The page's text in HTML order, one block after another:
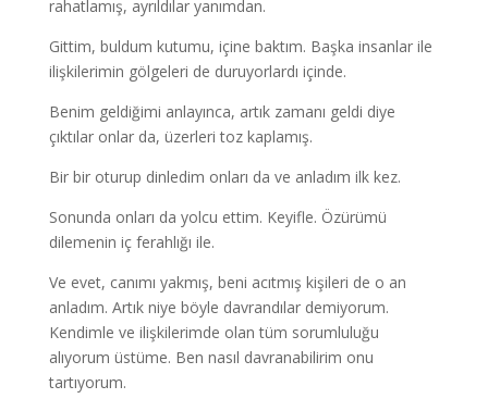
rahatlamış, ayrıldılar yanımdan.
Gittim, buldum kutumu, içine baktım. Başka insanlar ile
ilişkilerimin gölgeleri de duruyorlardı içinde.
Benim geldiğimi anlayınca, artık zamanı geldi diye
çıktılar onlar da, üzerleri toz kaplamış.
Bir bir oturup dinledim onları da ve anladım ilk kez.
Sonunda onları da yolcu ettim. Keyifle. Özürümü
dilemenin iç ferahlığı ile.
Ve evet, canımı yakmış, beni acıtmış kişileri de o an
anladım. Artık niye böyle davrandılar demiyorum.
Kendimle ve ilişkilerimde olan tüm sorumluluğu
alıyorum üstüme. Ben nasıl davranabilirim onu
tartıyorum.